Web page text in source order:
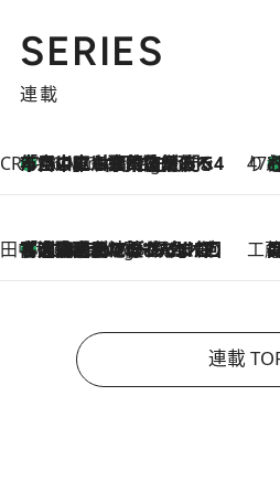
SERIES
連載
CREA'S CHOICE
46 Minutes Ago
「立川にも歌舞伎があるんだよ」 片岡仁左衛門・市川中車ら豪華座組みで4年目の立川立飛歌舞伎へ 47都道【京
田中稲の勝手に再ブーム
5 Hours Ago
「湘南乃風に憧れて」観客大盛上がりの“タオル回し”に、ラッパー顔負けの高速歌唱まで…さだまさし（74）のアグレッシブすぎる現在地 工【ハワイ
連載